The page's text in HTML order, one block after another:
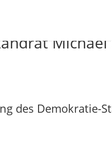
Michael
des Demokratie-